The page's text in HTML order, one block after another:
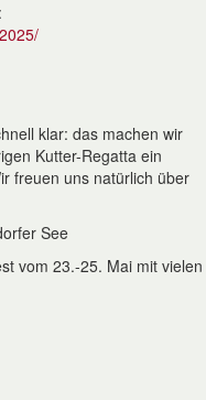
klar: das machen wir
Kutter-Regatta ein
freuen uns natürlich über
See
vom 23.-25. Mai mit vielen